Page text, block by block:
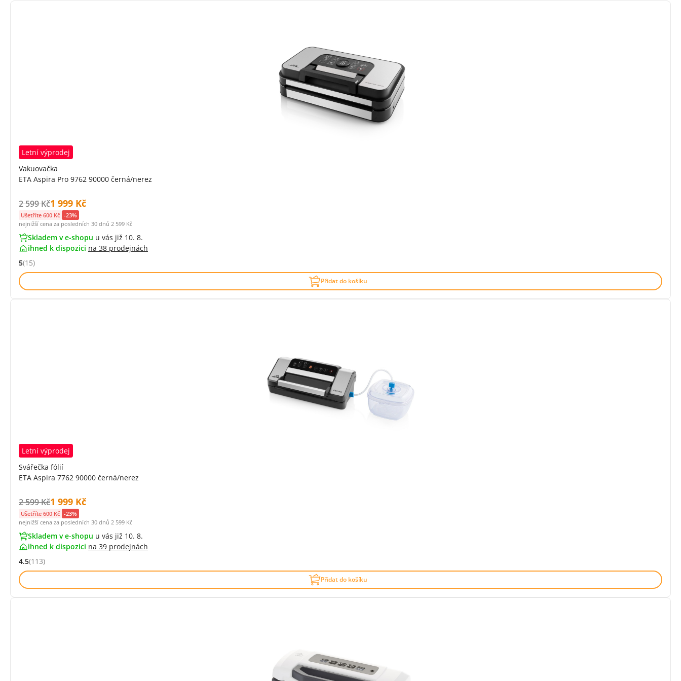
Letní výprodej
Vakuovačka
ETA Aspira Pro 9762 90000 černá/nerez
Původní cena s DPH:
2 599 KčCena s DPH:
1 999 Kč
Ušetříte 600 Kč -23%
nejnižší cena za posledních 30 dnů 2 599 Kč
Skladem v e-shopu u vás již 10. 8.
ihned k dispozici na 38 prodejnách
Hodnocení: 5 z 5 (15 recenzí)
5(15)
Přidat do košíku
Letní výprodej
Svářečka fólií
ETA Aspira 7762 90000 černá/nerez
Původní cena s DPH:
2 599 KčCena s DPH:
1 999 Kč
Ušetříte 600 Kč -23%
nejnižší cena za posledních 30 dnů 2 599 Kč
Skladem v e-shopu u vás již 10. 8.
ihned k dispozici na 39 prodejnách
Hodnocení: 4.5 z 5 (113 recenzí)
4.5(113)
Přidat do košíku